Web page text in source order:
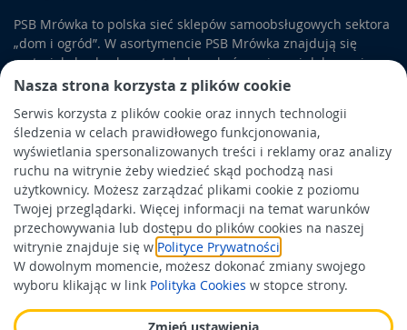
Nasza strona korzysta z plików cookie
Serwis korzysta z plików cookie oraz innych technologii
śledzenia w celach prawidłowego funkcjonowania,
wyświetlania spersonalizowanych treści i reklamy oraz analizy
ruchu na witrynie żeby wiedzieć skąd pochodzą nasi
użytkownicy. Możesz zarządzać plikami cookie z poziomu
Twojej przeglądarki. Więcej informacji na temat warunków
przechowywania lub dostępu do plików cookies na naszej
witrynie znajduje się w Polityce Prywatności
W dowolnym momencie, możesz dokonać zmiany swojego
wyboru klikając w link Polityka Cookies w stopce strony.
PSB Mrówka to polska sieć sklepów samoobsługowych sektora
„dom i ogród”. W asortymencie PSB Mrówka znajdują się
materiały budowlane, artykuły wykończeniowe i dekoracyjne,
wyposażenie łazienek i kuchni, elektronarzędzia, a także
artykuły związane z ogrodem i otoczeniem domu.
Obowiązek informacyjny
Polityka prywatności
Polityka Cookies
Odbiór zużytego sprzętu
Wspierają nas: